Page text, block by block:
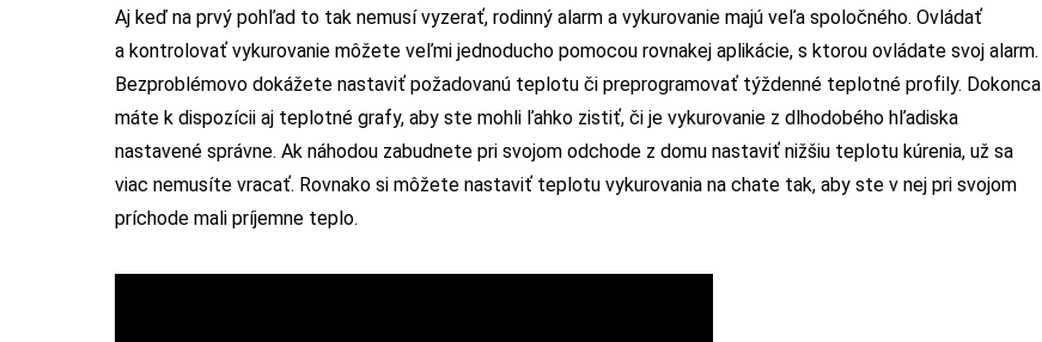
Aj keď na prvý pohľad to tak nemusí vyzerať, rodinný alarm a vykurovanie majú veľa spoločného. Ovládať
a kontrolovať vykurovanie môžete veľmi jednoducho pomocou rovnakej aplikácie, s ktorou ovládate svoj alarm.
Bezproblémovo dokážete nastaviť požadovanú teplotu či preprogramovať týždenné teplotné profily. Dokonca
máte k dispozícii aj teplotné grafy, aby ste mohli ľahko zistiť, či je vykurovanie z dlhodobého hľadiska
nastavené správne. Ak náhodou zabudnete pri svojom odchode z domu nastaviť nižšiu teplotu kúrenia, už sa
viac nemusíte vracať. Rovnako si môžete nastaviť teplotu vykurovania na chate tak, aby ste v nej pri svojom
príchode mali príjemne teplo.